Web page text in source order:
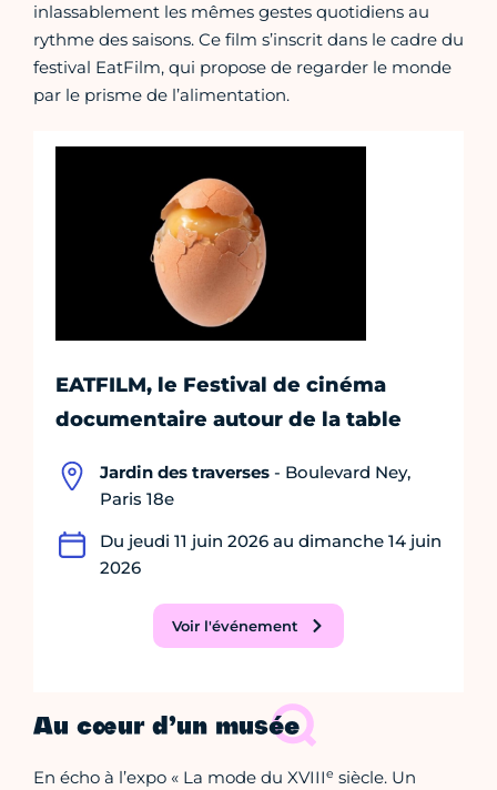
inlassablement les mêmes gestes quotidiens au
rythme des saisons. Ce film s’inscrit dans le cadre du
festival EatFilm, qui propose de regarder le monde
par le prisme de l’alimentation.
EATFILM, le Festival de cinéma
documentaire autour de la table
Jardin des traverses - Boulevard Ney,
Paris 18e
Du jeudi 11 juin 2026 au dimanche 14 juin
2026
Voir l'événement
Au cœur d’un musée
En écho à l’expo « La mode du XVIIIe siècle. Un